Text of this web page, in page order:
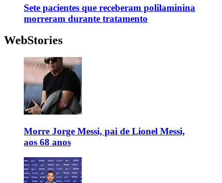
Sete pacientes que receberam polilaminina
morreram durante tratamento
WebStories
Morre Jorge Messi, pai de Lionel Messi,
aos 68 anos